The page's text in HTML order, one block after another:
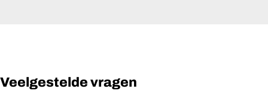
Veelgestelde vragen